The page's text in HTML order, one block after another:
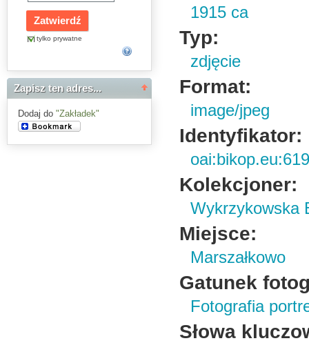
tylko prywatne
Zapisz ten adres...
Dodaj do "Zakładek"
1915 ca
Typ:
zdjęcie
Format:
image/jpeg
Identyfikator:
Kolekcjoner:
Wykrzykowska
Miejsce:
Marszałkowo
Gatunek
Fotografia
Słowa